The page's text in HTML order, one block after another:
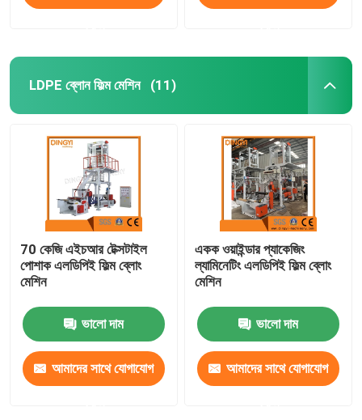
LDPE ব্লোন ফিল্ম মেশিন (11)
70 কেজি এইচআর টেক্সটাইল
পোশাক এলডিপিই ফিল্ম ব্লোং
মেশিন
ভালো দাম
আমাদের সাথে যোগাযোগ
একক ওয়াইন্ডার প্যাকেজিং
ল্যামিনেটিং এলডিপিই ফিল্ম ব্লোং
মেশিন
ভালো দাম
আমাদের সাথে যোগাযোগ